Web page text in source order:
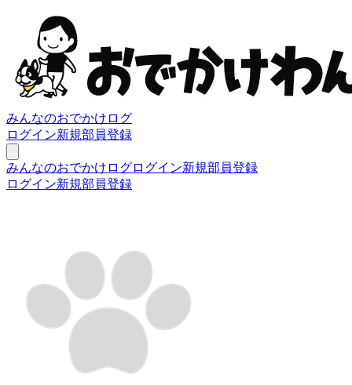
みんなのおでかけログ
ログイン新規部員登録
みんなのおでかけログログイン新規部員登録
ログイン新規部員登録